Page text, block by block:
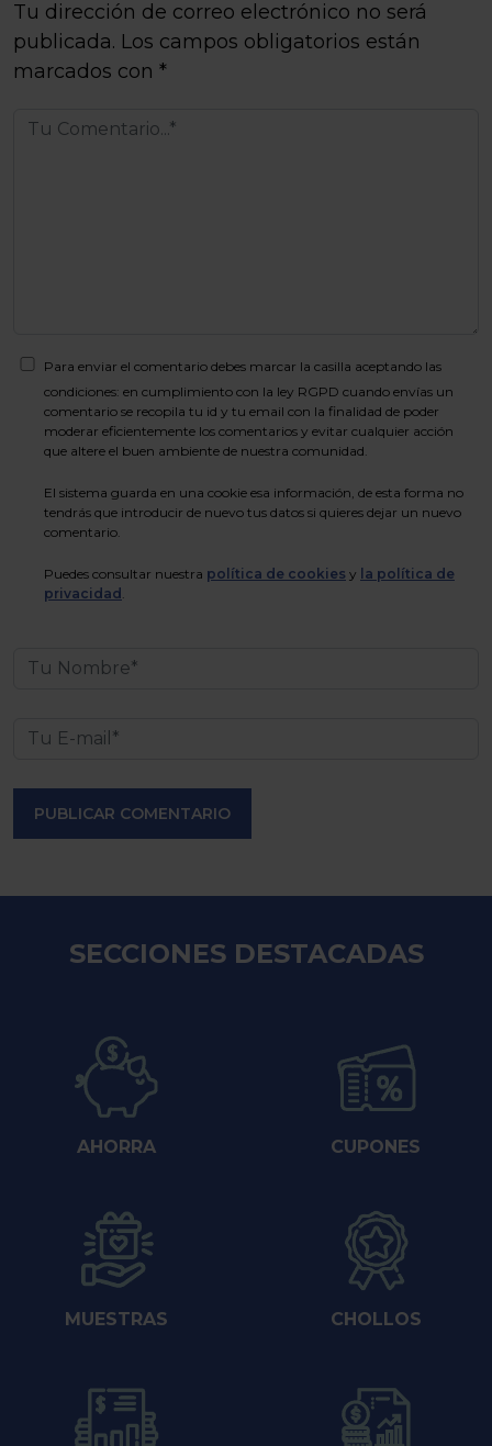
Tu dirección de correo electrónico no será
publicada. Los campos obligatorios están
marcados con *
Para enviar el comentario debes marcar la casilla aceptando las
condiciones: en cumplimiento con la ley RGPD cuando envías un
comentario se recopila tu id y tu email con la finalidad de poder
moderar eficientemente los comentarios y evitar cualquier acción
que altere el buen ambiente de nuestra comunidad.
El sistema guarda en una cookie esa información, de esta forma no
tendrás que introducir de nuevo tus datos si quieres dejar un nuevo
comentario.
Puedes consultar nuestra política de cookies y la política de
privacidad .
PUBLICAR COMENTARIO
SECCIONES DESTACADAS
AHORRA CUPONES
MUESTRAS CHOLLOS